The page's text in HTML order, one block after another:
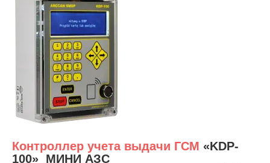
Контроллер учета выдачи ГСМ «KDP-
100» МИНИ АЗС